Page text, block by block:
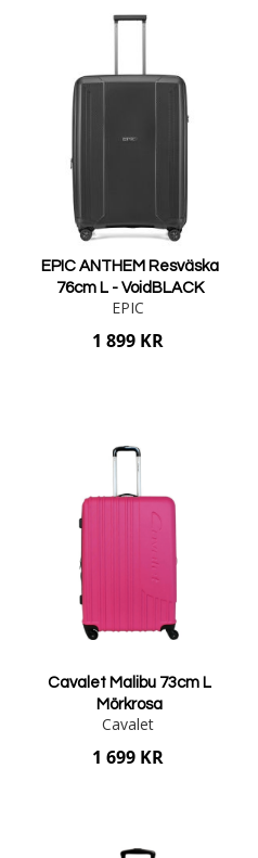
EPIC ANTHEM Resväska
76cm L - VoidBLACK
EPIC
1 899 KR
Cavalet Malibu 73cm L
Mörkrosa
Cavalet
1 699 KR